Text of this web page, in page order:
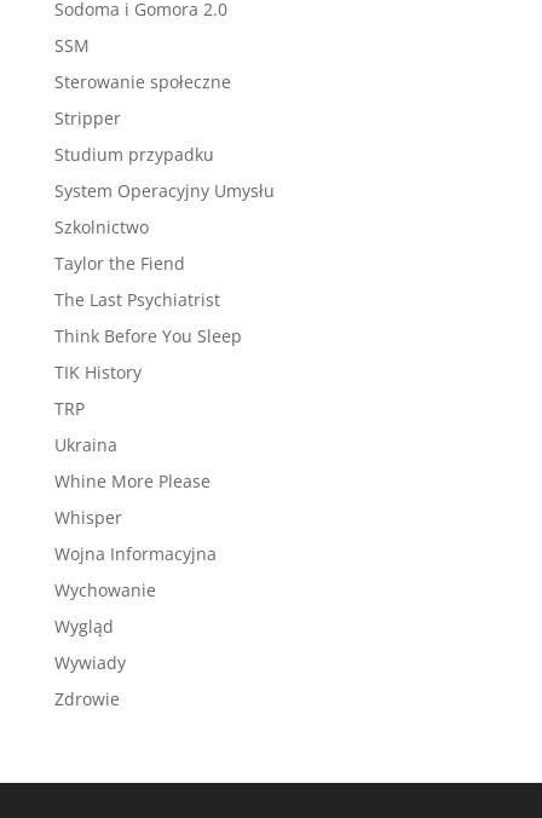
Sodoma i Gomora 2.0
SSM
Sterowanie społeczne
Stripper
Studium przypadku
System Operacyjny Umysłu
Szkolnictwo
Taylor the Fiend
The Last Psychiatrist
Think Before You Sleep
TIK History
TRP
Ukraina
Whine More Please
Whisper
Wojna Informacyjna
Wychowanie
Wygląd
Wywiady
Zdrowie